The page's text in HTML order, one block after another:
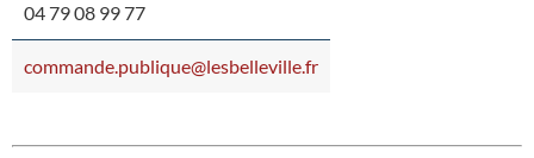
04 79 08 99 77
commande.publique@lesbelleville.fr